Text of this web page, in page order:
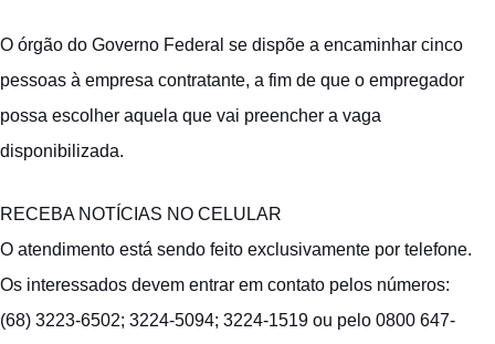
O órgão do Governo Federal se dispõe a encaminhar cinco
pessoas à empresa contratante, a fim de que o empregador
possa escolher aquela que vai preencher a vaga
disponibilizada.
RECEBA NOTÍCIAS NO CELULAR
O atendimento está sendo feito exclusivamente por telefone.
Os interessados devem entrar em contato pelos números:
(68) 3223-6502; 3224-5094; 3224-1519 ou pelo 0800 647-